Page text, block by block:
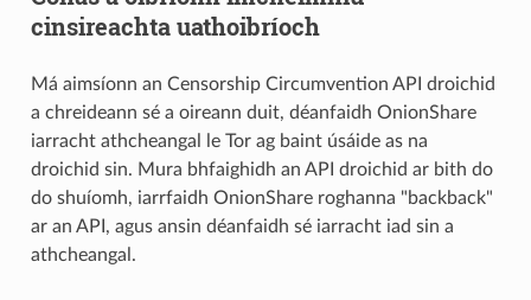
cinsireachta uathoibríoch
Má aimsíonn an Censorship Circumvention API droichid
a chreideann sé a oireann duit, déanfaidh OnionShare
iarracht athcheangal le Tor ag baint úsáide as na
droichid sin. Mura bhfaighidh an API droichid ar bith do
do shuíomh, iarrfaidh OnionShare roghanna "backback"
ar an API, agus ansin déanfaidh sé iarracht iad sin a
athcheangal.